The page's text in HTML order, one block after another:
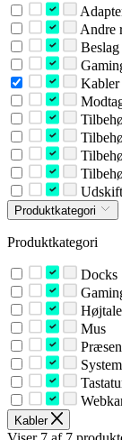
Andre
Kabler
Produktkategori
Produktkategori
Docks
Mus
Kabler